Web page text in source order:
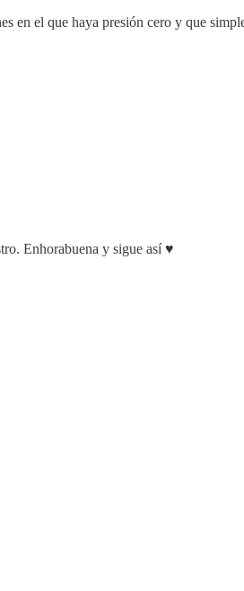
en el que haya presión cero y que
Enhorabuena y sigue así ♥️